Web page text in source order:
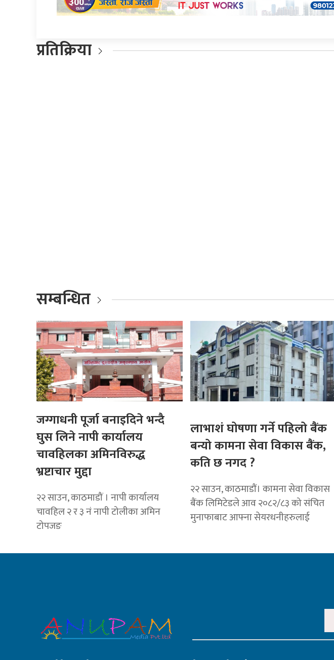
प्रतिक्रिया
सम्बन्धित
जग्गाधनी पूर्जा बनाइदिने भन्दै
घुस लिने नापी कार्यालय
चावहिलका अमिनविरुद्ध
भ्रष्टाचार मुद्दा
२२ साउन, काठमाडौं । नापी कार्यालय
चावहिल २ र ३ नं नापी टोलीका अमिन
टोपजङ
लाभाशं घोषणा गर्ने पहिलो बैंक
बन्यो कामना सेवा विकास बैंक,
कति छ नगद ?
२२ साउन, काठमाडाैं। कामना सेवा विकास
बैंक लिमिटेडले आव २०८२/८३ को संचित
मुनाफाबाट आफ्ना सेयरधनीहरुलाई